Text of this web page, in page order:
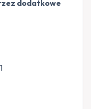
dodatkowe